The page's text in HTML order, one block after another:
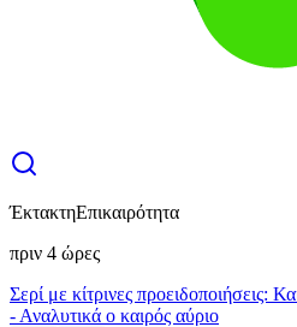
ΈκτακτηΕπικαιρότητα
πριν 4 ώρες
Σερί με κίτρινες προειδοποιήσεις:
- Αναλυτικά ο καιρός αύριο